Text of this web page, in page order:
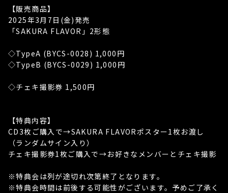
【販売商品】
2025年3月7日(金)発売
「SAKURA FLAVOR」2形態
◇TypeA (BYCS-0028) 1,000円
◇TypeB (BYCS-0029) 1,000円
◇チェキ撮影券 1,500円
【特典内容】
CD3枚ご購入で→SAKURA FLAVORポスター1枚お渡し
（ランダムサイン入り）
チェキ撮影券1枚ご購入で→お好きなメンバーとチェキ撮影
※特典会は列が途切れ次第終了となります。
※特典会時間は前後する可能性がございます。予めご了承く